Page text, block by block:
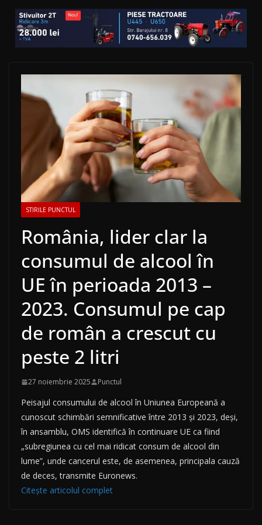
STIRILE PUNCTUL
România, lider clar la
consumul de alcool în
UE în perioada 2013 –
2023. Consumul pe cap
de român a crescut cu
peste 2 litri
27 noiembrie 2025 Punctul
Peisajul consumului de alcool în Uniunea Europeană a
cunoscut schimbări semnificative între 2013 și 2023, deși,
în ansamblu, OMS identifică în continuare UE ca fiind
„subregiunea cu cel mai ridicat consum de alcool din
lume”, unde cancerul este, de asemenea, principala cauză
de deces, transmite Euronews.
Citește articolul complet